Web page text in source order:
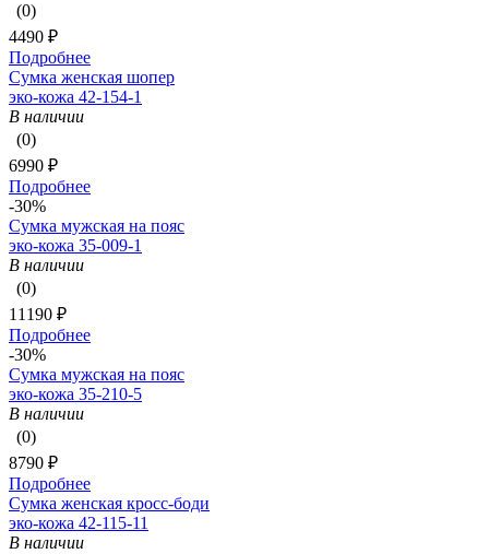
(0)
4490 ₽
Подробнее
Сумка женская шопер
эко-кожа 42-154-1
В наличии
(0)
6990 ₽
Подробнее
-30%
Сумка мужская на пояс
эко-кожа 35-009-1
В наличии
(0)
11190 ₽
Подробнее
-30%
Сумка мужская на пояс
эко-кожа 35-210-5
В наличии
(0)
8790 ₽
Подробнее
Сумка женская кросс-боди
эко-кожа 42-115-11
В наличии